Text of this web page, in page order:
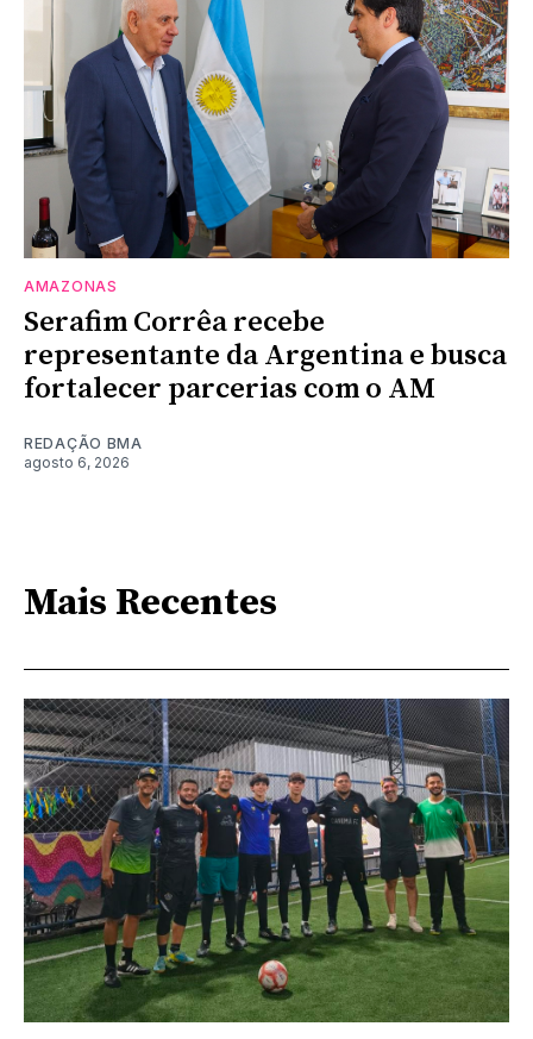
AMAZONAS
Serafim Corrêa recebe
representante da Argentina e busca
fortalecer parcerias com o AM
REDAÇÃO BMA
agosto 6, 2026
Mais Recentes